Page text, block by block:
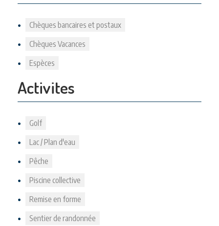
Chèques bancaires et postaux
Chèques Vacances
Espèces
Activites
Golf
Lac / Plan d'eau
Pêche
Piscine collective
Remise en forme
Sentier de randonnée